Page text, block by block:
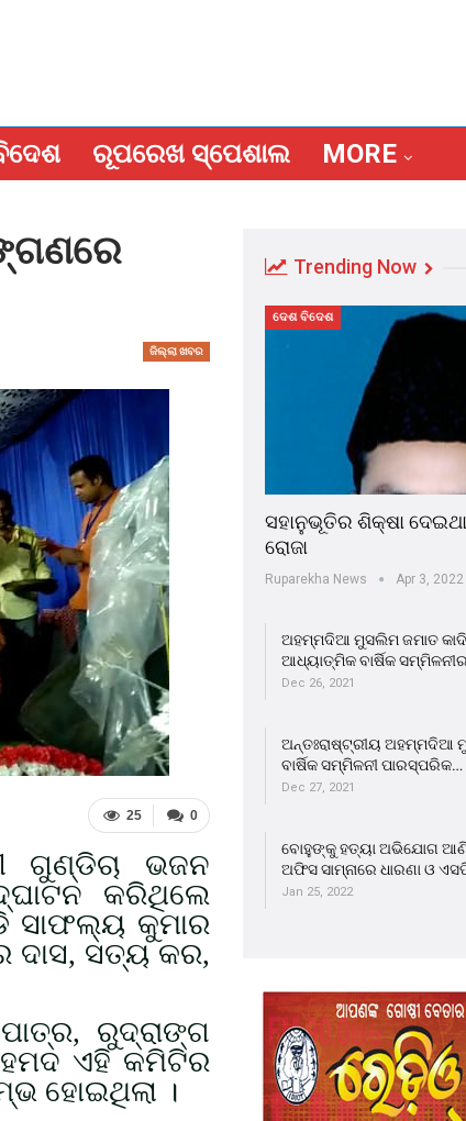
ରୂପରେଖ ସ୍ପେଶାଲ MORE
ଜିଲ୍ଲା ଖବର
0
25
ଗୁଣ୍ଡିଚା ଭଜନ
କରିଥିଲେ
ସାଫଲ୍ୟ କୁମାର
ଦାସ, ସତ୍ୟ କର,
ରୁଦ୍ରାଙ୍ଗ
ଏହି କମିଟିର
ହୋଇଥିଲା ।
Trending Now
ଦେଶ ବିଦେଶ
ସହାନୁଭୂତିର ଶିକ୍ଷା
ରୋଜା
Ruparekha News Apr 3, 2022
ଅହମ୍ମଦିଆ ମୁସଲିମ ଜମାତ
ଆଧ୍ୟାତ୍ମିକ ବାର୍ଷିକ
Dec 26, 2021
ଅନ୍ତଃରାଷ୍ଟ୍ରୀୟ ଅହମ୍ମଦିଆ
ବାର୍ଷିକ ସମ୍ମିଳନୀ ପାରସ୍ପରିକ…
Dec 27, 2021
ବୋହୁଙ୍କୁ ହତ୍ୟା ଅଭିଯୋଗ
ଅଫିସ ସାମ୍ନାରେ ଧାରଣା ଓ
Jan 25, 2022